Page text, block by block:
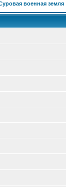
военная земля